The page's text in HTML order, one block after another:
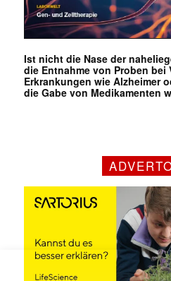
Mit dem
jede Woche
E-
Ist nicht die Nase der
die Entnahme von Proben bei
Erkrankungen wie Alzheimer
die Gabe von Medikamenten